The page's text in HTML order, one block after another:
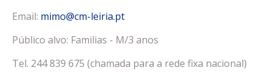
Email: mimo@cm-leiria.pt
Público alvo: Familias - M/3 anos
Tel. 244 839 675 (chamada para a rede fixa nacional)